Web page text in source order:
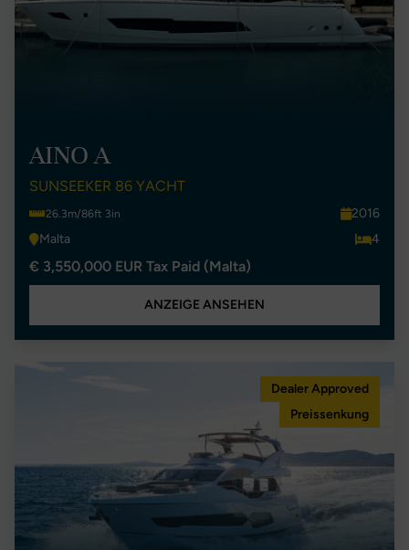
AINO A
SUNSEEKER 86 YACHT
26.3m/86ft 3in
2016
Malta
4
€ 3,550,000 EUR Tax Paid (Malta)
ANZEIGE ANSEHEN
Dealer Approved
Preissenkung